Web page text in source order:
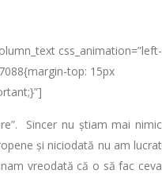
css_animation=”left-
top: 15px
Sincer nu știam mai nimic
și niciodată nu am lucrat
vreodată că o să fac ceva